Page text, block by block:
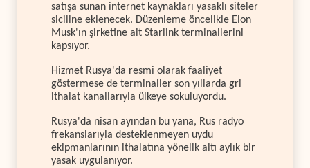
satışa sunan internet kaynakları yasaklı siteler
siciline eklenecek. Düzenleme öncelikle Elon
Musk'ın şirketine ait Starlink terminallerini
kapsıyor.
Hizmet Rusya'da resmi olarak faaliyet
göstermese de terminaller son yıllarda gri
ithalat kanallarıyla ülkeye sokuluyordu.
Rusya'da nisan ayından bu yana, Rus radyo
frekanslarıyla desteklenmeyen uydu
ekipmanlarının ithalatına yönelik altı aylık bir
yasak uygulanıyor.